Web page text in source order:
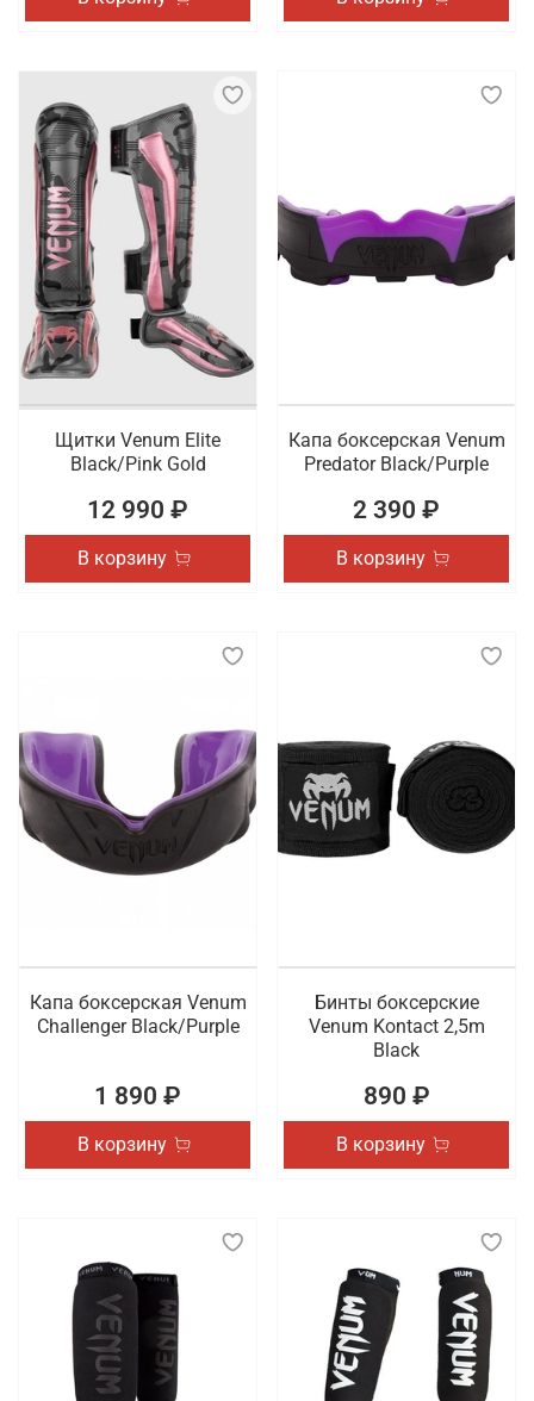
Щитки Venum Elite
Black/Pink Gold
12 990 ₽
В корзину
Капа боксерская Venum
Predator Black/Purple
2 390 ₽
В корзину
Капа боксерская Venum
Challenger Black/Purple
1 890 ₽
В корзину
Бинты боксерские
Venum Kontact 2,5m
Black
890 ₽
В корзину